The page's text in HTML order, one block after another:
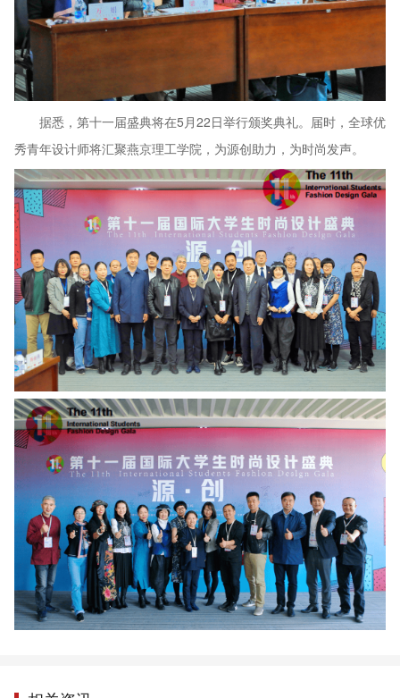
据悉，第十一届盛典将在5月22日举行颁奖典礼。届时，全球优
秀青年设计师将汇聚燕京理工学院，为源创助力，为时尚发声。